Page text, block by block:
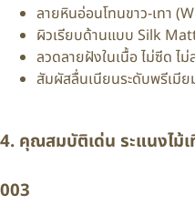
ลายหินอ่อนโทนขาว-เทา
ผิวเรียบด้านแบบ Silk
ลวดลายฝังในเนื้อ ไม่ซีด ไ
สัมผัสลื่นเนียนระดับพรีเมี
4. คุณสมบัติเด่น ระแนงไม้
003